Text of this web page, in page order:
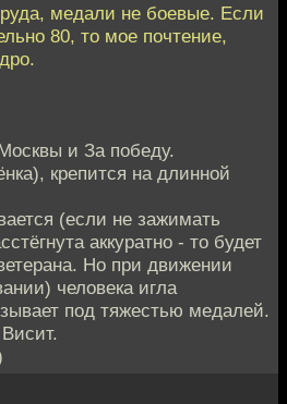
медали не боевые. Если
80, то мое почтение,
и За победу.
крепится на длинной
(если не зажимать
аккуратно - то будет
Но при движении
человека игла
под тяжестью медалей.